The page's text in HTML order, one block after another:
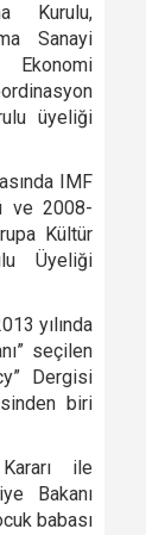
Kurulu,
Sanayi
üyeliği
IMF
ve 2008-
Kültür
Üyeliği
yılında
seçilen
Dergisi
biri
ile
Bakanı
babası